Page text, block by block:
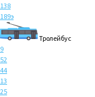
138
189э
Тролейбус
9
52
44
13
25